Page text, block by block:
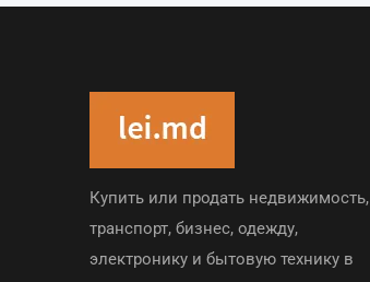
Купить или продать недвижимость,
транспорт, бизнес, одежду,
электронику и бытовую технику в